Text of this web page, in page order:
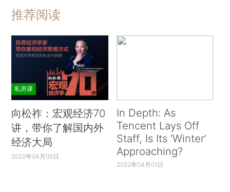
推荐阅读
私房课
向松祚：宏观经济70
讲，带你了解国内外
经济大局
2022年04月06日
In Depth: As
Tencent Lays Off
Staff, Is Its ‘Winter’
Approaching?
2022年04月01日